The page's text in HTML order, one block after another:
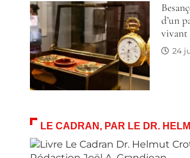
d’un
vivant
24
LE CADRAN, PAR LE DR.